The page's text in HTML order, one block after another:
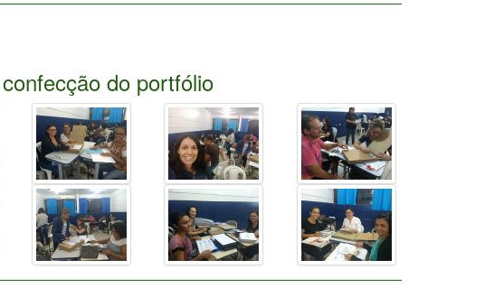
do portfólio